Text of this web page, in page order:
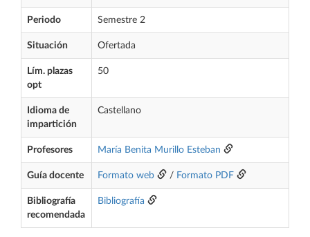
Periodo Semestre 2
Situación Ofertada
Lím. plazas
opt
50
Idioma de
impartición
Castellano
Profesores María Benita Murillo Esteban
Guía docente Formato web / Formato PDF
Bibliografía
recomendada
Bibliografía